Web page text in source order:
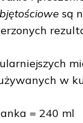
są
w
= 240 ml